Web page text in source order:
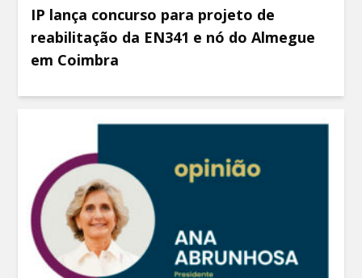
IP lança concurso para projeto de
reabilitação da EN341 e nó do Almegue
em Coimbra